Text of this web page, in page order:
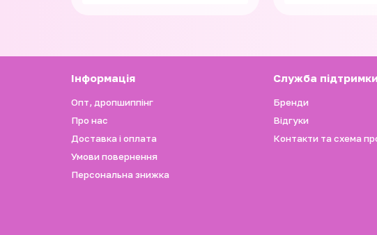
Iнформація
Опт, дропшиппінг
Про нас
Доставка і оплата
Умови повернення
Персональна знижка
Служба підтримки
Бренди
Відгуки
Контакти та схема